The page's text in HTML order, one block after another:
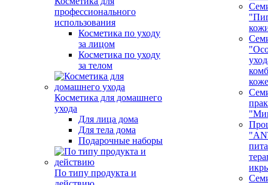
профессионального
использования
Косметика по уходу
за лицом
Косметика по уходу
за телом
Косметика для домашнего
ухода
Для лица дома
Для тела дома
Подарочные наборы
По типу продукта и